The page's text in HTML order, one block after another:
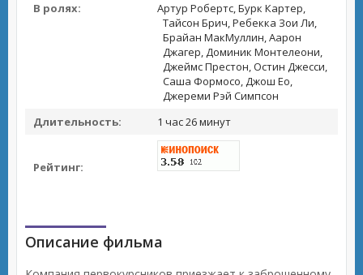
В ролях:
Артур Робертс, Бурк Картер,
Тайсон Брич, Ребекка Зои Ли,
Брайан МакМуллин, Аарон
Джагер, Доминик Монтелеони,
Джеймс Престон, Остин Джесси,
Саша Формосо, Джош Ео,
Джереми Рэй Симпсон
Длительность:
1 час 26 минут
Рейтинг:
Описание фильма